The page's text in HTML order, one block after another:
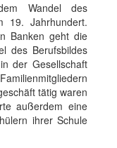
Wandel des
19. Jahrhundert.
Banken geht die
des Berufsbildes
der Gesellschaft
tätig waren
außerdem eine
ihrer Schule